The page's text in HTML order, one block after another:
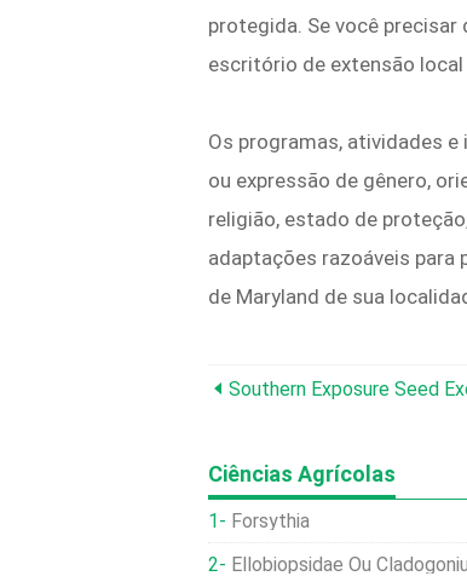
protegida. Se você
escritório de extensão local
Os programas, atividades
ou expressão de gênero,
religião, estado de
adaptações razoáveis ​​para
de Maryland de sua
Ciências Agrícolas
Forsythia
Ellobiopsidae Ou Cladogonium